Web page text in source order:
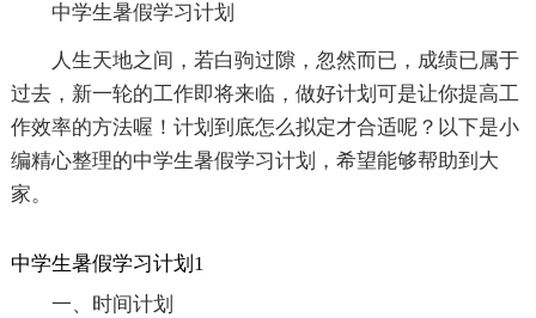
中学生暑假学习计划
人生天地之间，若白驹过隙，忽然而已，成绩已属于
过去，新一轮的工作即将来临，做好计划可是让你提高工
作效率的方法喔！计划到底怎么拟定才合适呢？以下是小
编精心整理的中学生暑假学习计划，希望能够帮助到大
家。
中学生暑假学习计划1
一、时间计划